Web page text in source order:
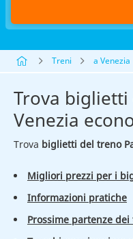
Treni a Venezia
Trova
Venezia
Trova biglietti del treno
Migliori prezzi per i
Informazioni pratiche
Prossime partenze